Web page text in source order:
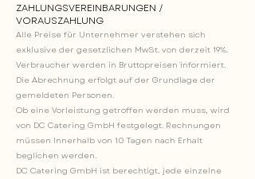
ZAHLUNGSVEREINBARUNGEN /
VORAUSZAHLUNG
Alle Preise für Unternehmer verstehen sich
exklusive der gesetzlichen MwSt. von derzeit 19%.
Verbraucher werden in Bruttopreisen informiert.
Die Abrechnung erfolgt auf der Grundlage der
gemeldeten Personen.
Ob eine Vorleistung getroffen werden muss, wird
von DC Catering GmbH festgelegt. Rechnungen
müssen Innerhalb von 10 Tagen nach Erhalt
beglichen werden.
DC Catering GmbH ist berechtigt, jede einzelne